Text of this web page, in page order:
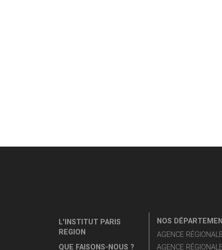
L'INSTITUT PARIS
REGION
QUE FAISONS-NOUS ?
NOS
AGENCE
AGENCE